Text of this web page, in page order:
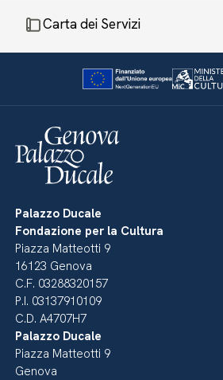
Carta dei Servizi
Palazzo Ducale
Fondazione per la Cultura
Piazza Matteotti 9
16123 Genova
C.F. 03288320157
P.I. 03137910109
C.D. A4707H7
Palazzo Ducale
Piazza Matteotti 9
Genova